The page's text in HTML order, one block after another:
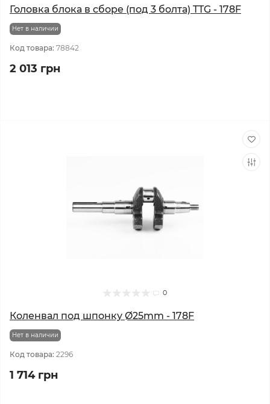
Головка блока в сборе (под 3 болта) TTG - 178F
Нет в наличии
Код товара: 78842
2 013 грн
0
Коленвал под шпонку Ø25mm - 178F
Нет в наличии
Код товара: 2296
1 714 грн